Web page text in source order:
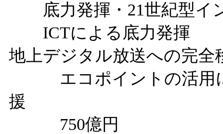
底力発揮・21世紀型イ
ICTによる底力発揮
地上デジタル放送への完全
エコポイントの活用に
援
750億円